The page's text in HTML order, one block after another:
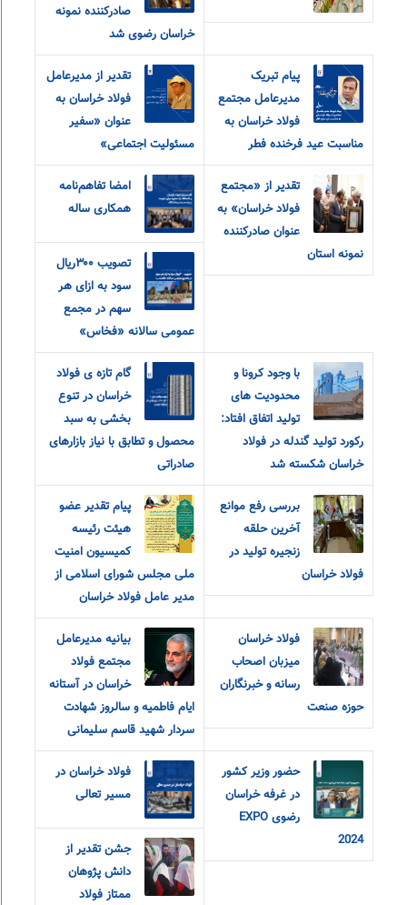
صادرکننده نمونه
خراسان رضوی شد
پیام تبریک
مدیرعامل مجتمع
فولاد خراسان به
مناسبت عید فرخنده فطر
تقدیر از مدیرعامل
فولاد خراسان به
عنوان «سفیر
مسئولیت اجتماعی»
تقدیر از «مجتمع
فولاد خراسان» به
عنوان صادرکننده
نمونه استان
امضا تفاهم‌نامه
همکاری ساله
تصویب ۳۰۰ریال
سود به ازای هر
سهم در مجمع
عمومی سالانه «فخاس»
با وجود کرونا و
محدودیت های
تولید اتفاق افتاد:
رکورد تولید گندله در فولاد
خراسان شکسته شد
گام تازه ی فولاد
خراسان در تنوع
بخشی به سبد
محصول و تطابق با نیاز بازارهای
صادراتی
بررسی رفع موانع
آخرین حلقه
زنجیره تولید در
فولاد خراسان
پیام تقدیر عضو
هیئت رئیسه
کمیسیون امنیت
ملی مجلس شورای اسلامی از
مدیر عامل فولاد خراسان
فولاد خراسان
میزبان اصحاب
رسانه و خبرنگاران
حوزه صنعت
بیانیه مدیرعامل
مجتمع فولاد
خراسان در آستانه
ایام فاطمیه و سالروز شهادت
سردار شهید قاسم سلیمانی
حضور وزیر کشور
در غرفه خراسان
رضوی EXPO
2024
فولاد خراسان در
مسیر تعالی
جشن تقدیر از
دانش پژوهان
ممتاز فولاد